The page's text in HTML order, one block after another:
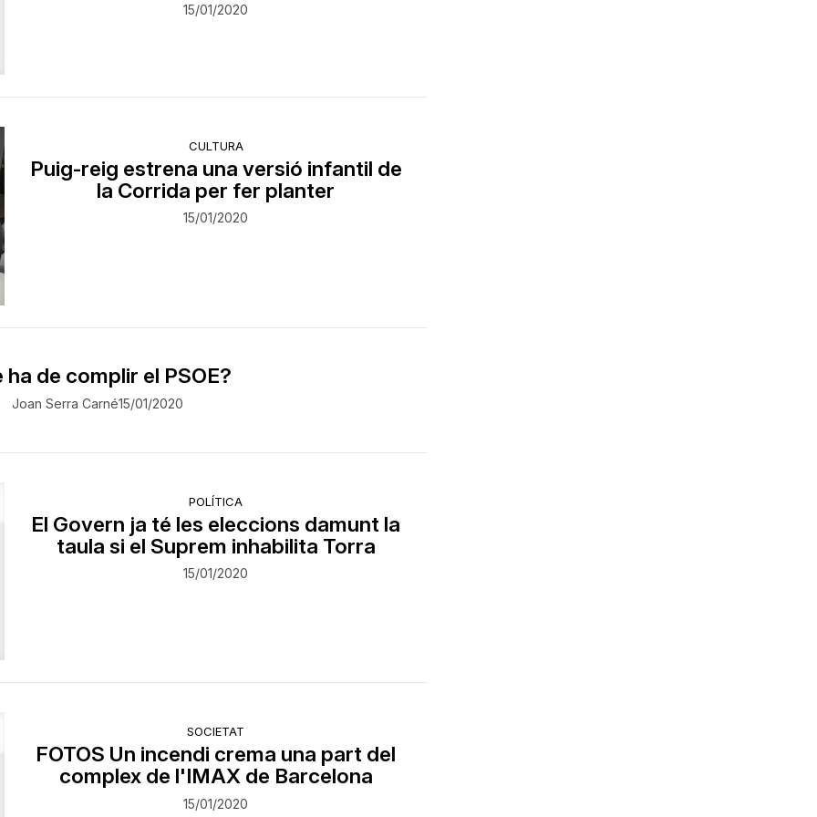
15/01/2020
CULTURA
Puig-reig estrena una versió infantil de
la Corrida per fer planter
15/01/2020
ha de complir el PSOE?
Joan Serra Carné15/01/2020
POLÍTICA
El Govern ja té les eleccions damunt la
taula si el Suprem inhabilita Torra
15/01/2020
SOCIETAT
FOTOS Un incendi crema una part del
complex de l'IMAX de Barcelona
15/01/2020